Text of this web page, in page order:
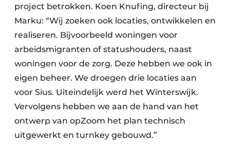
project betrokken. Koen Knufing, directeur bij
Marku: “Wij zoeken ook locaties, ontwikkelen en
realiseren. Bijvoorbeeld woningen voor
arbeidsmigranten of statushouders, naast
woningen voor de zorg. Deze hebben we ook in
eigen beheer. We droegen drie locaties aan
voor Sius. Uiteindelijk werd het Winterswijk.
Vervolgens hebben we aan de hand van het
ontwerp van opZoom het plan technisch
uitgewerkt en turnkey gebouwd.”